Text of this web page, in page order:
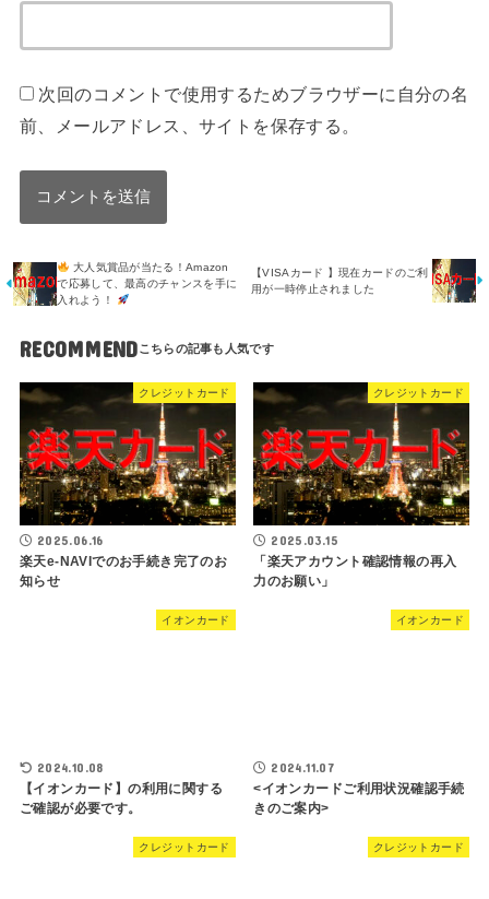
次回のコメントで使用するためブラウザーに自分の名
前、メールアドレス、サイトを保存する。
大人気賞品が当たる！Amazon
で応募して、最高のチャンスを手に
入れよう！
【VISAカード 】現在カードのご利
用が一時停止されました
RECOMMEND
クレジットカード
2025.06.16
楽天e-NAVIでのお手続き完了のお
知らせ
クレジットカード
2025.03.15
「楽天アカウント確認情報の再入
力のお願い」
イオンカード
2024.10.08
【イオンカード】の利用に関する
ご確認が必要です。
イオンカード
2024.11.07
<イオンカードご利用状況確認手続
きのご案内>
クレジットカード クレジットカード